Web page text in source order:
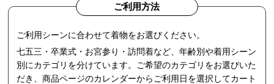
ご利用方法
ご利用シーンに合わせて着物をお選びください。
七五三・卒業式・お宮参り・訪問着など、年齢別や着用シーン
別にカテゴリを分けています。ご希望のカテゴリをお選びいた
だき、商品ページのカレンダーからご利用日を選択してカート